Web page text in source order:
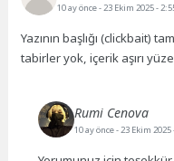
10 ay önce- 23 Ekim 2025 -
Yazının başlığı (clickbait)
tabirler yok, içerik aşırı
Rumi Cenova
10 ay önce- 23 Ekim 2025